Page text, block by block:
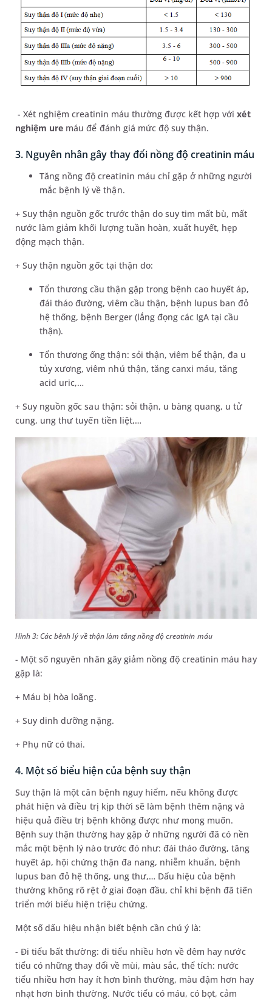
- Xét nghiệm creatinin máu thường được kết hợp vớixét
nghiệm ure máu để đánh giá mức độ suy thận.
3. Nguyên nhân gây thay đổi nồng độ creatinin máu
Tăng nồng độ creatinin máu chỉ gặp ở những người
mắc bệnh lý về thận.
+ Suy thận nguồn gốc trước thận do suy tim mất bù, mất
nước làm giảm khối lượng tuần hoàn, xuất huyết, hẹp
động mạch thận.
+ Suy thận nguồn gốc tại thận do:
Tổn thương cầu thận gặp trong bệnh cao huyết áp,
đái tháo đường, viêm cầu thận, bệnh lupus ban đỏ
hệ thống, bệnh Berger (lắng đọng các IgA tại cầu
thận).
Tổn thương ống thận: sỏi thận, viêm bể thận, đa u
tủy xương, viêm nhú thận, tăng canxi máu, tăng
acid uric,…
+ Suy nguồn gốc sau thận: sỏi thận, u bàng quang, u tử
cung, ung thư tuyến tiền liệt,…
Hình 3: Các bênh lý về thận làm tăng nồng độ creatinin máu
- Một số nguyên nhân gây giảm nồng độ creatinin máu hay
gặp là:
+ Máu bị hòa loãng.
+ Suy dinh dưỡng nặng.
+ Phụ nữ có thai.
4. Một số biểu hiện của bệnh suy thận
Suy thận là một căn bệnh nguy hiểm, nếu không được
phát hiện và điều trị kịp thời sẽ làm bệnh thêm nặng và
hiệu quả điều trị bệnh không được như mong muốn.
Bệnh suy thận thường hay gặp ở những người đã có nền
mắc một bệnh lý nào trước đó như: đái tháo đường, tăng
huyết áp, hội chứng thận đa nang, nhiễm khuẩn, bệnh
lupus ban đỏ hệ thống, ung thư,… Dấu hiệu của bệnh
thường không rõ rệt ở giai đoạn đầu, chỉ khi bệnh đã tiến
triển mới biểu hiện triệu chứng.
Một số dấu hiệu nhận biết bệnh cần chú ý là:
- Đi tiểu bất thường: đi tiểu nhiều hơn về đêm hay nước
tiểu có những thay đổi về mùi, màu sắc, thể tích: nước
tiểu nhiều hơn hay ít hơn bình thường, màu đậm hơn hay
nhạt hơn bình thường. Nước tiểu có máu, có bọt, cảm